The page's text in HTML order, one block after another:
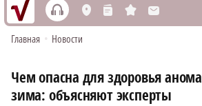
h L n s M
Главная • Новости
Чем опасна для здоровья
зима: объясняют эксперты